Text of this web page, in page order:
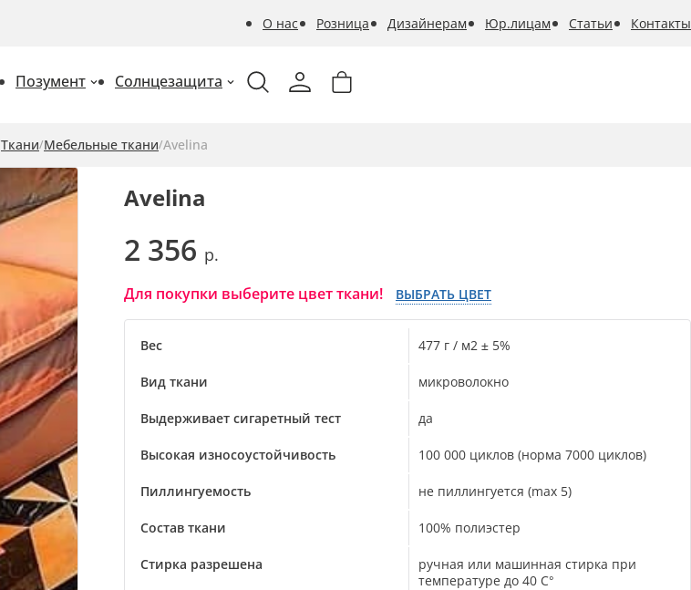
О нас Розница Дизайнерам Юр.лицам Статьи Контакты
Позумент Солнцезащита
Ткани Мебельные ткани Avelina
Avelina
2 356
Для покупки выберите цвет ткани! ВЫБРАТЬ ЦВЕТ
Вес 477 г / м2 ± 5%
Вид ткани микроволокно
Выдерживает сигаретный тест да
Высокая износоустойчивость 100 000 циклов (норма 7000 циклов)
Пиллингуемость не пиллингуется (max 5)
Состав ткани 100% полиэстер
Стирка разрешена
ручная или машинная стирка при
температуре до 40 С°